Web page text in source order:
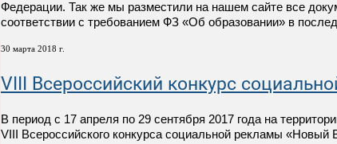
Федерации. Так же мы разместили на нашем сайте все
соответствии с требованием ФЗ «Об образовании» в
30 марта 2018 г.
VIII Всероссийский конкурс
В период с 17 апреля по 29 сентября 2017 года на
VIII Всероссийского конкурса социальной рекламы «Новый